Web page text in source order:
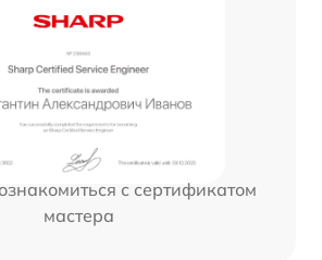
с сертификатом
мастера